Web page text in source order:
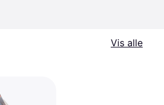
Vis alle